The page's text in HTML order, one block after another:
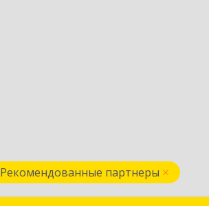
Рекомендованные партнеры